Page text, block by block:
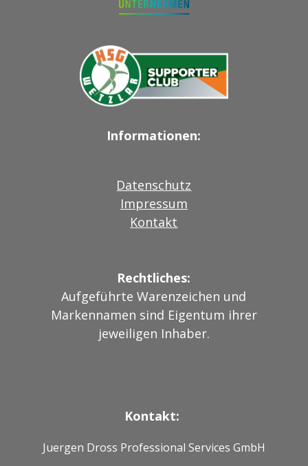
Informationen:
Datenschutz
Impressum
Kontakt
Rechtliches:
Aufgeführte Warenzeichen und
Markennamen sind Eigentum ihrer
jeweiligen Inhaber.
Kontakt:
Juergen Dross Professional Services GmbH